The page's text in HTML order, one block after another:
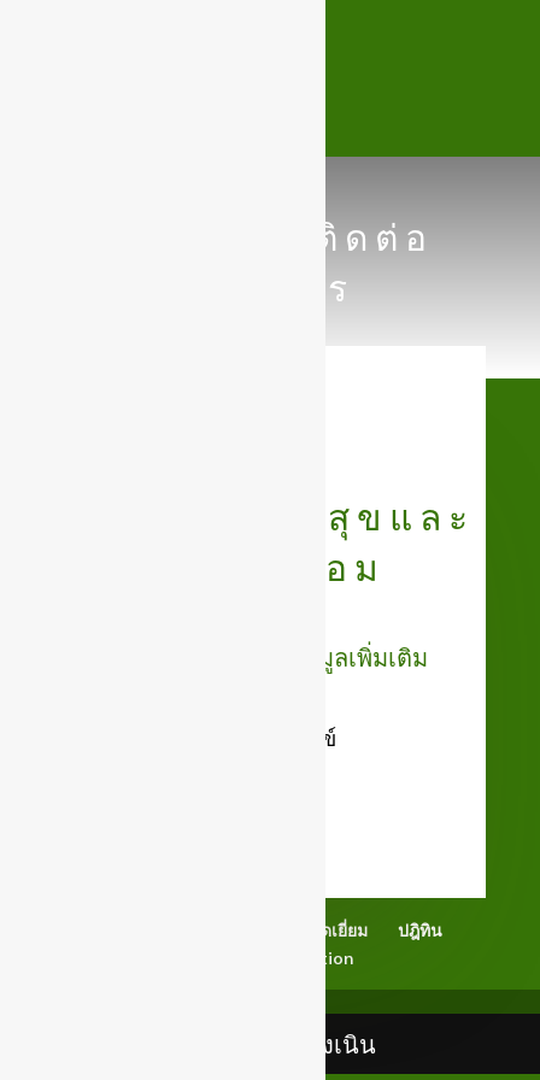
แบบฟอร์มติดต่อ
ราชการ
กองสาธารณสุขและ
สิ่งแวดล้อม
คลิ๊กที่หัวข้อเพื่อดูข้อมูลเพิ่มเติม
ใบคำร้องเรียน ร้องทุกข์
สมุดเยี่ยม
ปฎิทิน
Newsletter Subscription
เทศบาลตำบลสูงเนิน